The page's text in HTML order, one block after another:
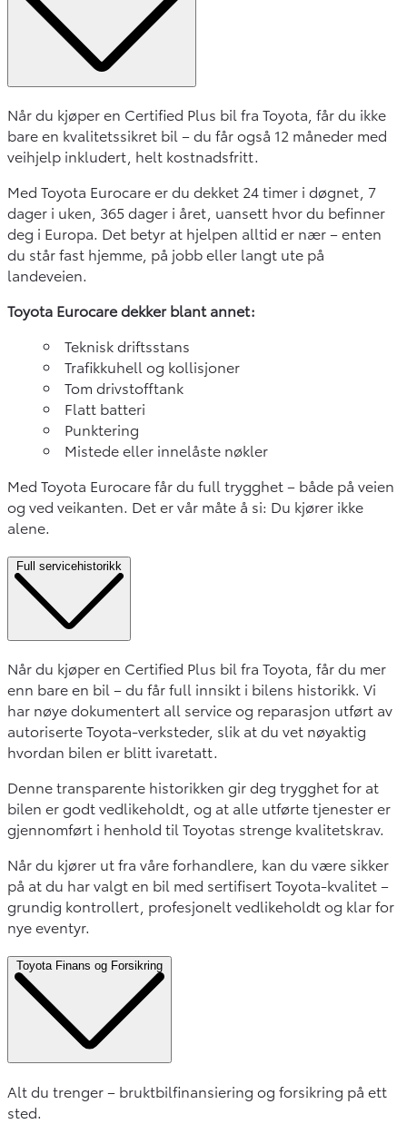
Når du kjøper en Certified Plus bil fra Toyota, får du ikke
bare en kvalitetssikret bil – du får også 12 måneder med
veihjelp inkludert, helt kostnadsfritt.
Med Toyota Eurocare er du dekket 24 timer i døgnet, 7
dager i uken, 365 dager i året, uansett hvor du befinner
deg i Europa. Det betyr at hjelpen alltid er nær – enten
du står fast hjemme, på jobb eller langt ute på
landeveien.
Toyota Eurocare dekker blant annet:
Teknisk driftsstans
Trafikkuhell og kollisjoner
Tom drivstofftank
Flatt batteri
Punktering
Mistede eller innelåste nøkler
Med Toyota Eurocare får du full trygghet – både på veien
og ved veikanten. Det er vår måte å si: Du kjører ikke
alene.
Full servicehistorikk
Når du kjøper en Certified Plus bil fra Toyota, får du mer
enn bare en bil – du får full innsikt i bilens historikk. Vi
har nøye dokumentert all service og reparasjon utført av
autoriserte Toyota-verksteder, slik at du vet nøyaktig
hvordan bilen er blitt ivaretatt.
Denne transparente historikken gir deg trygghet for at
bilen er godt vedlikeholdt, og at alle utførte tjenester er
gjennomført i henhold til Toyotas strenge kvalitetskrav.
Når du kjører ut fra våre forhandlere, kan du være sikker
på at du har valgt en bil med sertifisert Toyota-kvalitet –
grundig kontrollert, profesjonelt vedlikeholdt og klar for
nye eventyr.
Toyota Finans og Forsikring
Alt du trenger – bruktbilfinansiering og forsikring på ett
sted.